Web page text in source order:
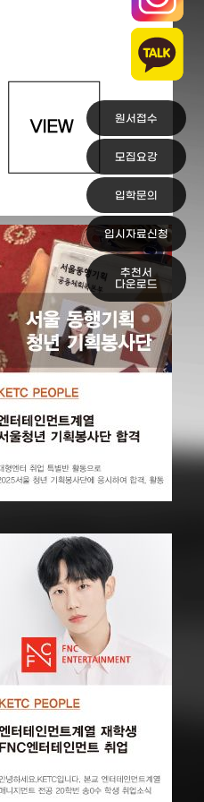
원서접수
모집요강
입학문의
입시자료신청
추천서
다운로드